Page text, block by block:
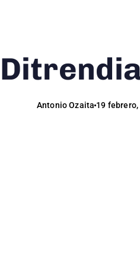
Author
Antonio Ozaita
Published
on:
19 febrero,
Published
in: